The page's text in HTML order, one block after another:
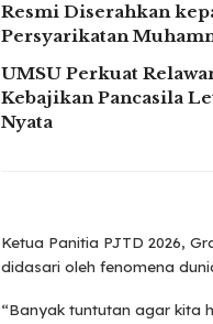
Resmi Diserahkan
Persyarikatan
UMSU Perkuat
Kebajikan Pancasila
Nyata
Ketua Panitia PJTD 2026,
didasari oleh fenomena
“Banyak tuntutan agar kita